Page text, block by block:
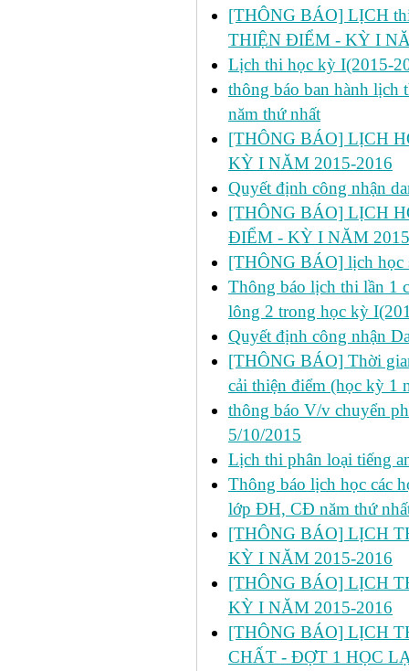
[THÔNG BÁO] LỊCH
THIỆN ĐIỂM - KỲ I
Lịch thi học kỳ I(2015-
thông báo ban hành
năm thứ nhất
[THÔNG BÁO] LỊCH
KỲ I NĂM 2015-2016
Quyết định công nhận
[THÔNG BÁO] LỊCH
ĐIỂM - KỲ I NĂM
[THÔNG BÁO] lịch học
Thông báo lịch thi lần 1
lông 2 trong học kỳ
Quyết định công nhận
[THÔNG BÁO] Thời
cải thiện điểm (học kỳ 1
thông báo V/v chuyển
5/10/2015
Lịch thi phân loại tiếng
Thông báo lịch học các
lớp ĐH, CĐ năm thứ
[THÔNG BÁO] LỊCH
KỲ I NĂM 2015-2016
[THÔNG BÁO] LỊCH
KỲ I NĂM 2015-2016
[THÔNG BÁO] LỊCH
CHẤT - ĐỢT 1 HỌC